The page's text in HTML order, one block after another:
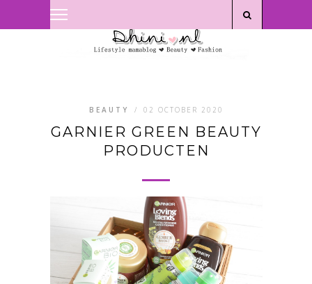
BEAUTY / 02 OCTOBER 2020
GARNIER GREEN BEAUTY
PRODUCTEN